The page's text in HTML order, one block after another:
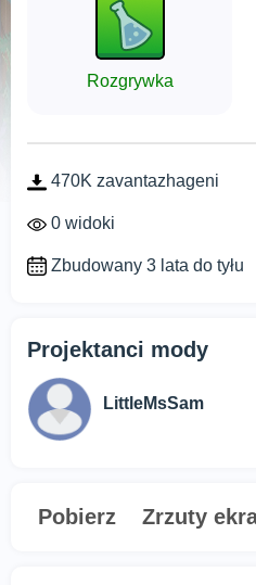
Rozgrywka
470K zavantazhageni
0 widoki
Zbudowany 3 lata do tyłu
Projektanci mody
LittleMsSam
Pobierz Zrzuty